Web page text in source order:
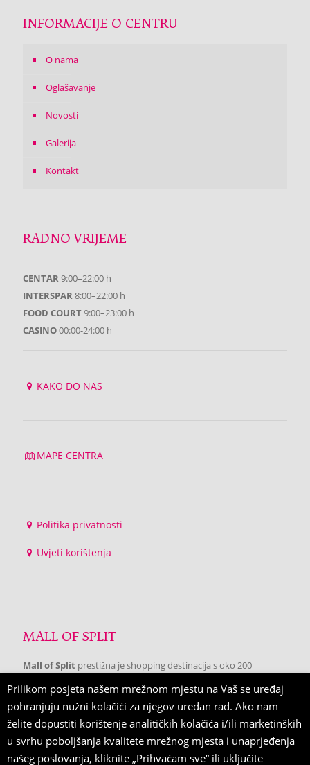
INFORMACIJE O CENTRU
O nama
Oglašavanje
Novosti
Galerija
Kontakt
RADNO VRIJEME
CENTAR9:00–22:00 h
INTERSPAR8:00–22:00 h
FOOD COURT9:00–23:00 h
CASINO00:00-24:00 h
KAKO DO NAS
MAPE CENTRA
Politika privatnosti
Uvjeti korištenja
MALL OF SPLIT
Mall of Split prestižna je shopping destinacija s oko 200
trgovačkih brendova te niz svjetskih modnih marki koje se po
prvi put pojavljuju u Splitu.
PRATITE NAS
Prilikom posjeta našem mrežnom mjestu na Vaš se uređaj
pohranjuju nužni kolačići za njegov uredan rad. Ako nam
želite dopustiti korištenje analitičkih kolačića i/ili marketinških
u svrhu poboljšanja kvalitete mrežnog mjesta i unaprjeđenja
našeg poslovanja, kliknite „Prihvaćam sve“ ili uključite